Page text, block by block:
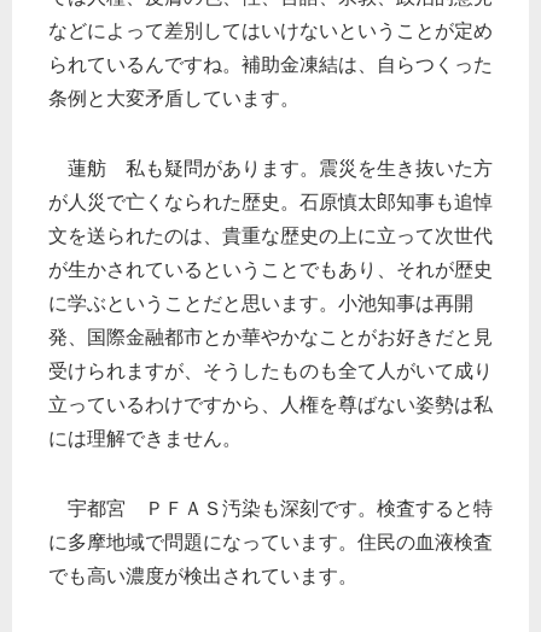
などによって差別してはいけないということが定め
られているんですね。補助金凍結は、自らつくった
条例と大変矛盾しています。
蓮舫 私も疑問があります。震災を生き抜いた方
が人災で亡くなられた歴史。石原慎太郎知事も追悼
文を送られたのは、貴重な歴史の上に立って次世代
が生かされているということでもあり、それが歴史
に学ぶということだと思います。小池知事は再開
発、国際金融都市とか華やかなことがお好きだと見
受けられますが、そうしたものも全て人がいて成り
立っているわけですから、人権を尊ばない姿勢は私
には理解できません。
宇都宮 ＰＦＡＳ汚染も深刻です。検査すると特
に多摩地域で問題になっています。住民の血液検査
でも高い濃度が検出されています。